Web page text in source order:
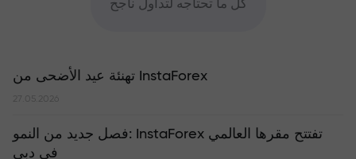
كل ما تحتاجه لتداول ناجح
تهنئة عيد الأضحى من InstaForex
27.05.2026
​فصل جديد من النمو: InstaForex تفتتح مقرها العالمي
في دبي